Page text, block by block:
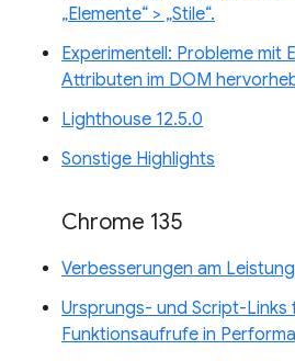
„Elemente“ > „Stile“.
Experimentell: Probleme mit
Attributen im DOM
Lighthouse 12.5.0
Sonstige Highlights
Chrome 135
Verbesserungen am
Ursprungs- und Script-Links
Funktionsaufrufe in